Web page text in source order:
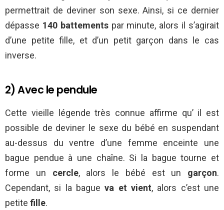
permettrait de deviner son sexe. Ainsi, si ce dernier
dépasse 140 battementspar minute, alors il s’agirait
d’une petite fille, et d’un petit garçon dans le cas
inverse.
2) Avec le pendule
Cette vieille légende très connue affirme qu’ il est
possible de deviner le sexe du bébé en suspendant
au-dessus du ventre d’une femme enceinte une
bague pendue à une chaîne. Si la bague tourne et
forme un cercle, alors le bébé est un garçon.
Cependant, si la bagueva et vient, alors c’est une
petite fille.